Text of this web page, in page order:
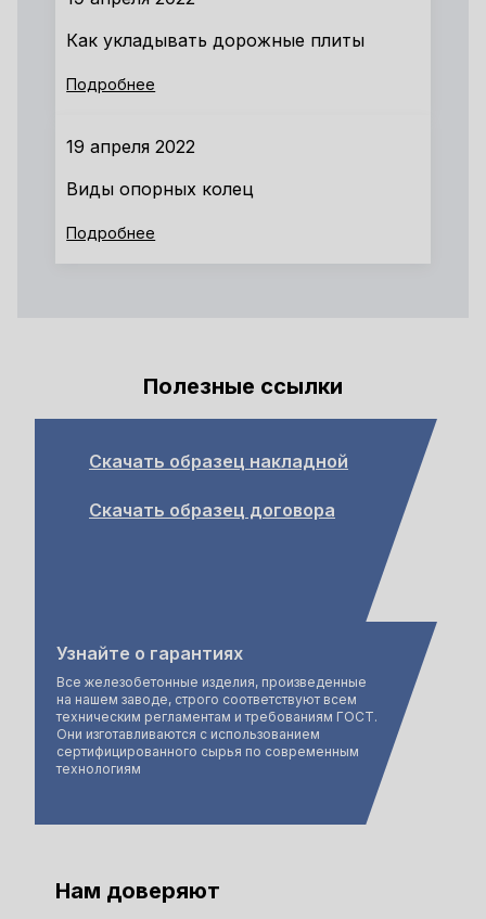
Как укладывать дорожные плиты
Подробнее
19 апреля 2022
Виды опорных колец
Подробнее
Полезные ссылки
Скачать образец накладной
Скачать образец договора
Узнайте о гарантиях
Все железобетонные изделия, произведенные
на нашем заводе, строго соответствуют всем
техническим регламентам и требованиям ГОСТ.
Они изготавливаются с использованием
сертифицированного сырья по современным
технологиям
Нам доверяют